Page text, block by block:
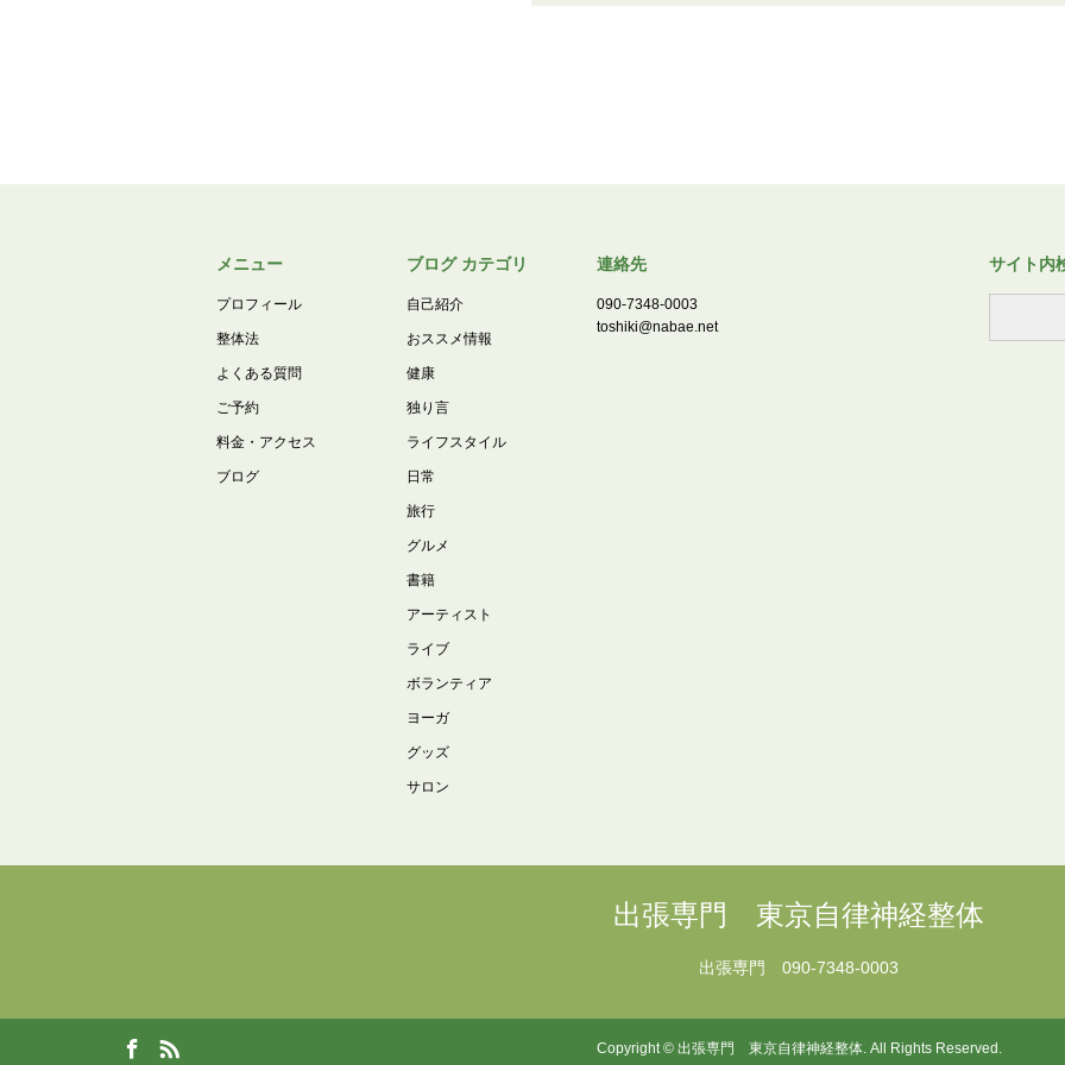
メニュー
プロフィール
整体法
よくある質問
ご予約
料金・アクセス
ブログ
ブログ カテゴリ
自己紹介
おススメ情報
健康
独り言
ライフスタイル
日常
旅行
グルメ
書籍
アーティスト
ライブ
ボランティア
ヨーガ
グッズ
サロン
連絡先
090-7348-0003
toshiki@nabae.net
サイト内
出張専門 東京自律神経整体
出張専門 090-7348-0003
Copyright© 出張専門 東京自律神経整体. All Rights Reserved.